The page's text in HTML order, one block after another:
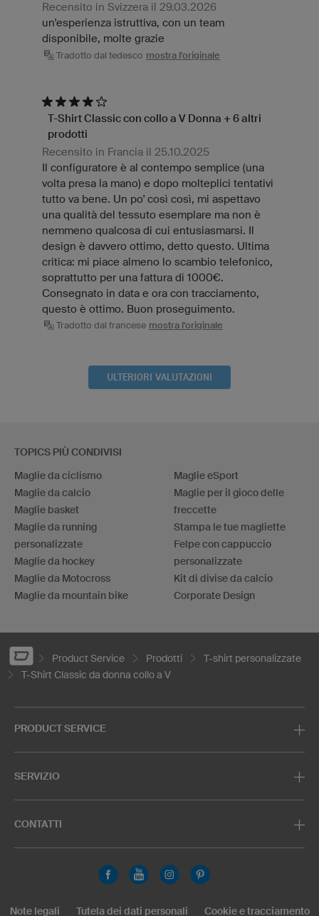
Recensito in Svizzera il 29.03.2026
un'esperienza istruttiva, con un team
disponibile, molte grazie
Tradotto dal tedesco mostra l'originale
T-Shirt Classic con collo a V Donna + 6 altri
prodotti
Recensito in Francia il 25.10.2025
Il configuratore è al contempo semplice (una
volta presa la mano) e dopo molteplici tentativi
tutto va bene. Un po' così così, mi aspettavo
una qualità del tessuto esemplare ma non è
nemmeno qualcosa di cui entusiasmarsi. Il
design è davvero ottimo, detto questo. Ultima
critica: mi piace almeno lo scambio telefonico,
soprattutto per una fattura di 1000€.
Consegnato in data e ora con tracciamento,
questo è ottimo. Buon proseguimento.
Tradotto dal francese mostra l'originale
ULTERIORI VALUTAZIONI
TOPICS PIÙ CONDIVISI
Maglie da ciclismo
Maglie da calcio
Maglie basket
Maglie da running
personalizzate
Maglie da hockey
Maglie da Motocross
Maglie da mountain bike
Maglie eSport
Maglie per il gioco delle
freccette
Stampa le tue magliette
Felpe con cappuccio
personalizzate
Kit di divise da calcio
Corporate Design
Product Service Prodotti
T-shirt personalizzate
T-Shirt Classic da donna collo a V
PRODUCT SERVICE
SERVIZIO
CONTATTI
Note legali Tutela dei dati personali Cookie e tracciamento